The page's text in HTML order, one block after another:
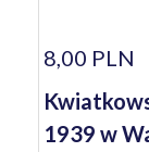
8,00 PLN
1939 w